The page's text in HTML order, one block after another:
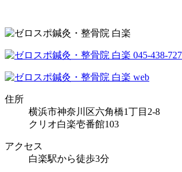
住所
横浜市神奈川区六角橋1丁目2-8
クリオ白楽壱番館103
アクセス
白楽駅から徒歩3分